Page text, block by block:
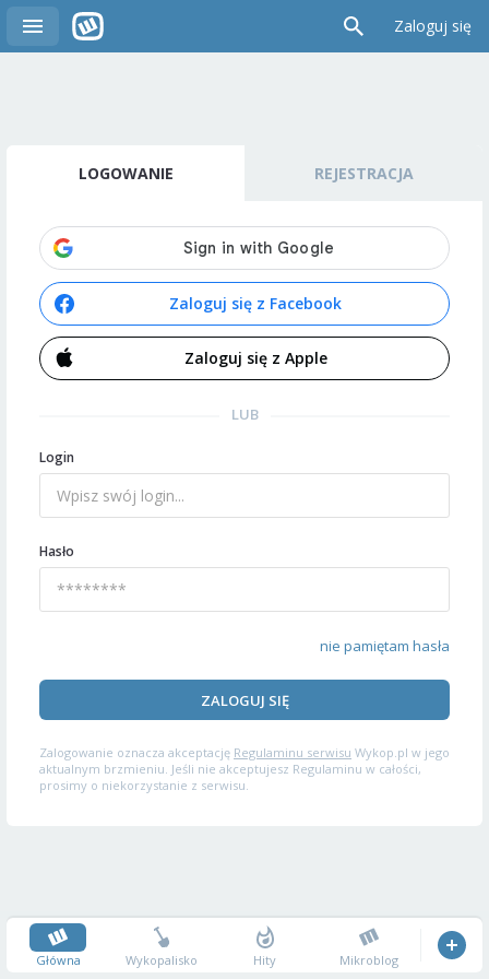
Zaloguj się
LOGOWANIE REJESTRACJA
Zaloguj się z Facebook
Zaloguj się z Apple
LUB
Login
Hasło
nie pamiętam hasła
ZALOGUJ SIĘ
Zalogowanie oznacza akceptację Regulaminu serwisu Wykop.pl w jego
aktualnym brzmieniu. Jeśli nie akceptujesz Regulaminu w całości,
prosimy o niekorzystanie z serwisu.
Główna Wykopalisko Hity Mikroblog